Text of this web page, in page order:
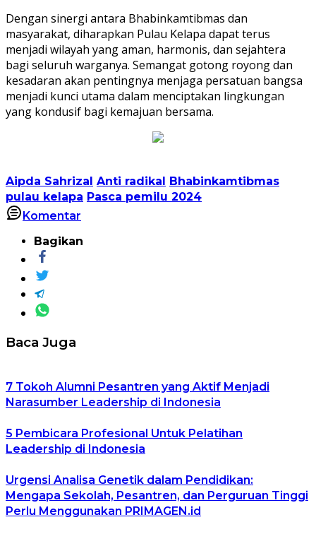
Dengan sinergi antara Bhabinkamtibmas dan
masyarakat, diharapkan Pulau Kelapa dapat terus
menjadi wilayah yang aman, harmonis, dan sejahtera
bagi seluruh warganya. Semangat gotong royong dan
kesadaran akan pentingnya menjaga persatuan bangsa
menjadi kunci utama dalam menciptakan lingkungan
yang kondusif bagi kemajuan bersama.
Aipda Sahrizal Anti radikal Bhabinkamtibmas
pulau kelapa Pasca pemilu 2024
Komentar
Bagikan
Baca Juga
7 Tokoh Alumni Pesantren yang Aktif Menjadi
Narasumber Leadership di Indonesia
5 Pembicara Profesional Untuk Pelatihan
Leadership di Indonesia
Urgensi Analisa Genetik dalam Pendidikan:
Mengapa Sekolah, Pesantren, dan Perguruan Tinggi
Perlu Menggunakan PRIMAGEN.id